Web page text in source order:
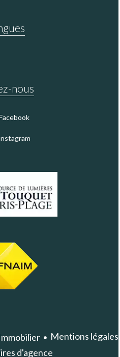
nous
Mentions légales
d'agence